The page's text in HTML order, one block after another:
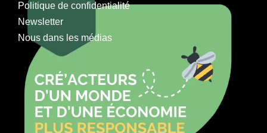
Politique de confidentialité
Newsletter
Nous dans les médias